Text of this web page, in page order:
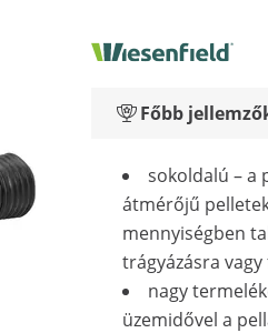
Főbb
sokoldalú – a
átmérőjű
mennyiségben
trágyázásra
nagy
üzemidővel a